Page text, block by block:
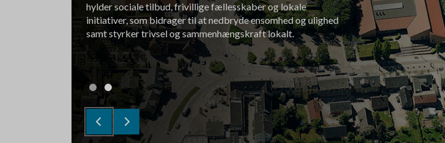
hylder sociale tilbud, frivillige fællesskaber og lokale
initiativer, som bidrager til at nedbryde ensomhed og ulighed
samt styrker trivsel og sammenhængskraft lokalt.